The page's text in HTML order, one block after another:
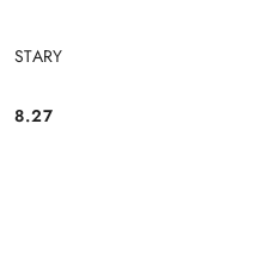
STARY
Cena:
8.27